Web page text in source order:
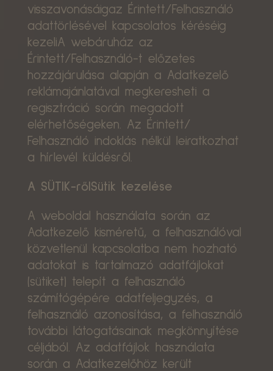
visszavonásáigaz Érintett/Felhasználó
adattörlésével kapcsolatos kéréséig
kezeliA webáruház az
Érintett/Felhasználó-t előzetes
hozzájárulása alapján a Adatkezelő
reklámajánlatával megkeresheti a
regisztráció során megadott
elérhetőségeken. Az Érintett/
Felhasználó indoklás nélkül leiratkozhat
a hírlevél küldésről.
A SÜTIK-rőlSütik kezelése
A weboldal használata során az
Adatkezelő kisméretű, a felhasználóval
közvetlenül kapcsolatba nem hozható
adatokat is tartalmazó adatfájlokat
(sütiket) telepít a felhasználó
számítógépére adatfeljegyzés, a
felhasználó azonosítása, a felhasználó
további látogatásainak megkönnyítése
céljából. Az adatfájlok használata
során a Adatkezelőhöz került